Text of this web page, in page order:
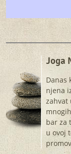
Joga
Danas
njena
zahvat
bar za
u ovoj